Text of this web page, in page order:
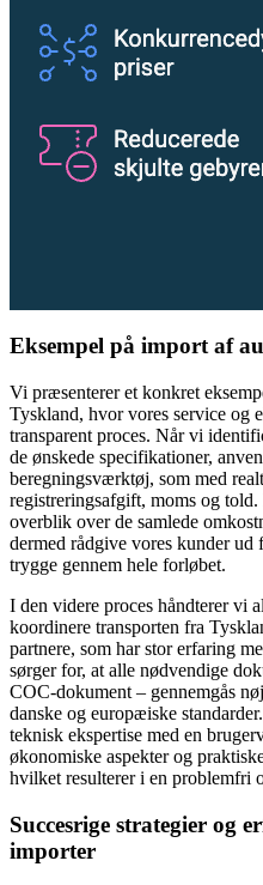
Eksempel på import af
Vi præsenterer et konkret
Tyskland, hvor vores service og
transparent proces. Når vi
de ønskede specifikationer,
beregningsværktøj, som med
registreringsafgift, moms og
overblik over de samlede
dermed rådgive vores kunder ud
trygge gennem hele forløbet.
I den videre proces håndterer vi
koordinere transporten fra
partnere, som har stor erfaring
sørger for, at alle nødvendige
COC-dokument – gennemgås
danske og europæiske
teknisk ekspertise med en
økonomiske aspekter og
hvilket resulterer i en problemfri
Succesrige strategier og
importer